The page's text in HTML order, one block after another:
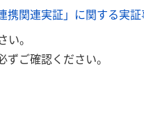
関連実証」に関する実証
。
ご確認ください。